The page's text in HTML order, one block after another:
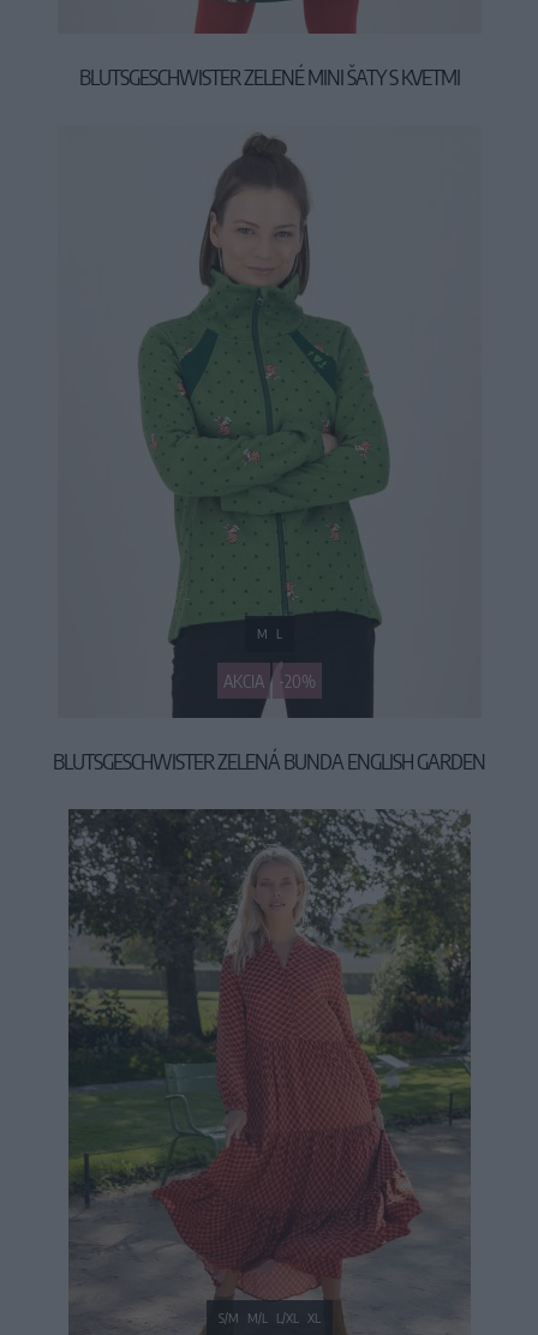
BLUTSGESCHWISTER ZELENÉ MINI ŠATY S KVETMI
54,90 €
AKCIA -20%
M L
BLUTSGESCHWISTER ZELENÁ BUNDA ENGLISH GARDEN
99,95 € 79,90 €
S/M M/L L/XL XL